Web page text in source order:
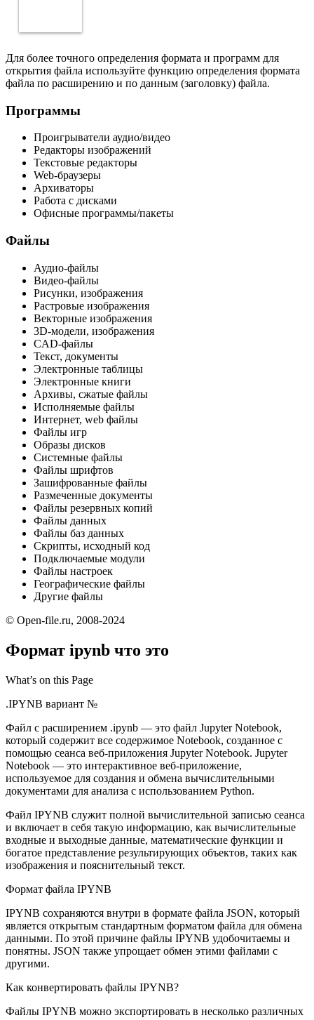
Для более точного определения формата и программ для
открытия файла используйте функцию определения формата
файла по расширению и по данным (заголовку) файла.
Программы
Проигрыватели аудио/видео
Редакторы изображений
Текстовые редакторы
Web-браузеры
Архиваторы
Работа с дисками
Офисные программы/пакеты
Файлы
Аудио-файлы
Видео-файлы
Рисунки, изображения
Растровые изображения
Векторные изображения
3D-модели, изображения
CAD-файлы
Текст, документы
Электронные таблицы
Электронные книги
Архивы, сжатые файлы
Исполняемые файлы
Интернет, web файлы
Файлы игр
Образы дисков
Системные файлы
Файлы шрифтов
Зашифрованные файлы
Размеченные документы
Файлы резервных копий
Файлы данных
Файлы баз данных
Скрипты, исходный код
Подключаемые модули
Файлы настроек
Географические файлы
Другие файлы
© Open-file.ru, 2008-2024
Формат ipynb что это
What’s on this Page
.IPYNB вариант №
Файл с расширением .ipynb — это файл Jupyter Notebook,
который содержит все содержимое Notebook, созданное с
помощью сеанса веб-приложения Jupyter Notebook. Jupyter
Notebook — это интерактивное веб-приложение,
используемое для создания и обмена вычислительными
документами для анализа с использованием Python.
Файл IPYNB служит полной вычислительной записью сеанса
и включает в себя такую информацию, как вычислительные
входные и выходные данные, математические функции и
богатое представление результирующих объектов, таких как
изображения и пояснительный текст.
Формат файла IPYNB
IPYNB сохраняются внутри в формате файла JSON, который
является открытым стандартным форматом файла для обмена
данными. По этой причине файлы IPYNB удобочитаемы и
понятны. JSON также упрощает обмен этими файлами с
другими.
Как конвертировать файлы IPYNB?
Файлы IPYNB можно экспортировать в несколько различных